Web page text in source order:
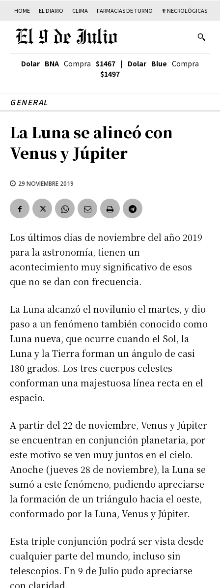
HOME EL DIARIO CLIMA FARMACIAS DE TURNO ✟ NECROLÓGICAS
Dolar BNA Compra $1467 | Dolar Blue Compra
$1497
GENERAL
La Luna se alineó con
Venus y Júpiter
29 NOVIEMBRE 2019
Los últimos días de noviembre del año 2019
para la astronomía, tienen un
acontecimiento muy significativo de esos
que no se dan con frecuencia.
La Luna alcanzó el novilunio el martes, y dio
paso a un fenómeno también conocido como
Luna nueva, que ocurre cuando el Sol, la
Luna y la Tierra forman un ángulo de casi
180 grados. Los tres cuerpos celestes
conforman una majestuosa línea recta en el
espacio.
A partir del 22 de noviembre, Venus y Júpiter
se encuentran en conjunción planetaria, por
este motivo se ven muy juntos en el cielo.
Anoche (jueves 28 de noviembre), la Luna se
sumó a este fenómeno, pudiendo apreciarse
la formación de un triángulo hacia el oeste,
conformado por la Luna, Venus y Júpiter.
Esta triple conjunción podrá ser vista desde
cualquier parte del mundo, incluso sin
telescopios. En 9 de Julio pudo apreciarse
con claridad.